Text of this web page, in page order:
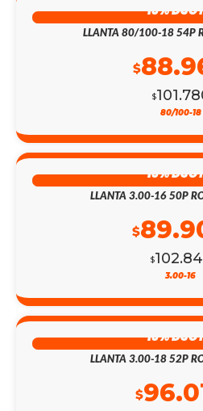
13%
LLANTA 80/100-18 54P
$
$
80/100-18
13%
LLANTA 3.00-16 50P
$
$
3.00-16
13%
LLANTA 3.00-18 52P
$